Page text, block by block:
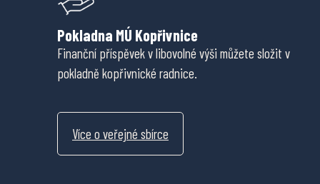
Pokladna MÚ Kopřivnice
Finanční příspěvek v libovolné výši můžete složit v
pokladně kopřivnické radnice.
Více o veřejné sbírce